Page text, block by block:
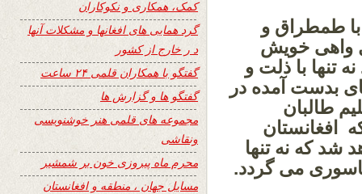
با طمطراق و
واهی خویش
تنها با ذلت و
بدست آمده در
طالبان
افغانستان
شد که نه تنها
می گردد.
کمک، همکاری و نکوکاران
گرد همایی های افغانها و مشکلات آنها
د ر خارج از کشور
گفتگو با همکاران قلمی ۲۴ ساعت
گفتگو ها و گزارش ها
مجموعه های قلمی هنر خوشنویسی
ونقاشی
محرم ماه پیروزی خون بر شمشیر
مسایل جهان ، منطقه و افغانستان